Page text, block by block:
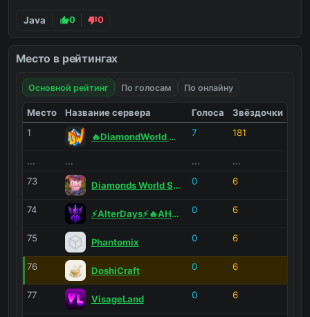
Java 0 0
Место в рейтингах
Основной рейтинг По голосам По онлайну
Место Название сервера Голоса
Звёздочки
1
🔥DiamondWorld 🔥PrisonEvo 🔥 7 181
... ... ...
...
73
Diamonds World SMP 0 6
74 ⚡AlterDays⚡🔥АНАРХИЯ🔥 0 6
75 Phantomix 0 6
76 DoshiCraft 0 6
77 VisageLand 0 6